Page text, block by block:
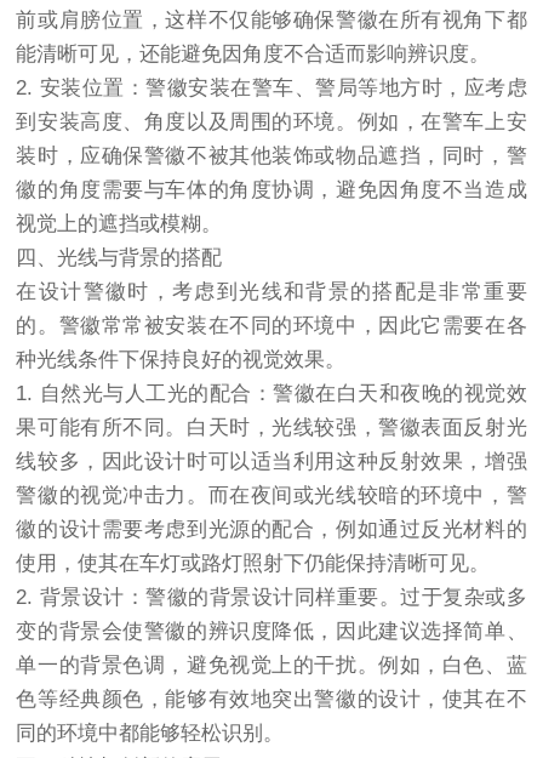
前或肩膀位置，这样不仅能够确保警徽在所有视角下都
能清晰可见，还能避免因角度不合适而影响辨识度。
2. 安装位置：警徽安装在警车、警局等地方时，应考虑
到安装高度、角度以及周围的环境。例如，在警车上安
装时，应确保警徽不被其他装饰或物品遮挡，同时，警
徽的角度需要与车体的角度协调，避免因角度不当造成
视觉上的遮挡或模糊。
四、光线与背景的搭配
在设计警徽时，考虑到光线和背景的搭配是非常重要
的。警徽常常被安装在不同的环境中，因此它需要在各
种光线条件下保持良好的视觉效果。
1. 自然光与人工光的配合：警徽在白天和夜晚的视觉效
果可能有所不同。白天时，光线较强，警徽表面反射光
线较多，因此设计时可以适当利用这种反射效果，增强
警徽的视觉冲击力。而在夜间或光线较暗的环境中，警
徽的设计需要考虑到光源的配合，例如通过反光材料的
使用，使其在车灯或路灯照射下仍能保持清晰可见。
2. 背景设计：警徽的背景设计同样重要。过于复杂或多
变的背景会使警徽的辨识度降低，因此建议选择简单、
单一的背景色调，避免视觉上的干扰。例如，白色、蓝
色等经典颜色，能够有效地突出警徽的设计，使其在不
同的环境中都能够轻松识别。